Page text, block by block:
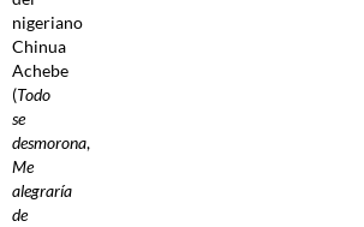
nigeriano
Chinua
Achebe
(Todo
se
desmorona,
Me
alegraría
de